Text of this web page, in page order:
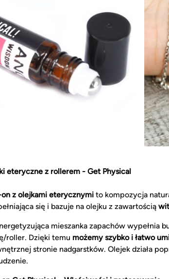
eteryczne z rollerem - Get Physical
on z olejkami eterycznymi to kompozycja
się i bazuje na olejku z zawartością
mieszanka zapachów wypełnia
roller. Dzięki temu możemy szybko i łatwo
stronie nadgarstków. Olejek działa